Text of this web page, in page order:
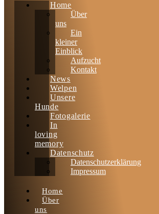
Home
Über
uns
Ein
kleiner
Einblick
Aufzucht
Kontakt
News
Welpen
Unsere
Hunde
Fotogalerie
In
loving
memory
Datenschutz
Datenschutzerklärung
Impressum
Home
Über
uns